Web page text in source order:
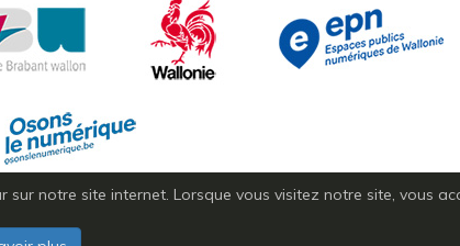
notre site internet. Lorsque vous visitez notre site, vous